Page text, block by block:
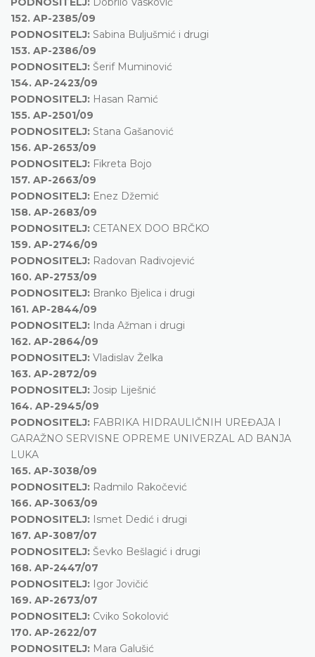
152. AP-2385/09
PODNOSITELJ: Sabina Buljušmić i drugi
153. AP-2386/09
PODNOSITELJ: Šerif Muminović
154. AP-2423/09
PODNOSITELJ: Hasan Ramić
155. AP-2501/09
PODNOSITELJ: Stana Gašanović
156. AP-2653/09
PODNOSITELJ: Fikreta Bojo
157. AP-2663/09
PODNOSITELJ: Enez Džemić
158. AP-2683/09
PODNOSITELJ: CETANEX DOO BRČKO
159. AP-2746/09
PODNOSITELJ: Radovan Radivojević
160. AP-2753/09
PODNOSITELJ: Branko Bjelica i drugi
161. AP-2844/09
PODNOSITELJ: Inda Ažman i drugi
162. AP-2864/09
PODNOSITELJ: Vladislav Želka
163. AP-2872/09
PODNOSITELJ: Josip Liješnić
164. AP-2945/09
PODNOSITELJ: FABRIKA HIDRAULIČNIH UREĐAJA I
GARAŽNO SERVISNE OPREME UNIVERZAL AD BANJA
LUKA
165. AP-3038/09
PODNOSITELJ: Radmilo Rakočević
166. AP-3063/09
PODNOSITELJ: Ismet Dedić i drugi
167. AP-3087/07
PODNOSITELJ: Ševko Bešlagić i drugi
168. AP-2447/07
PODNOSITELJ: Igor Jovičić
169. AP-2673/07
PODNOSITELJ: Cviko Sokolović
170. AP-2622/07
PODNOSITELJ: Mara Galušić